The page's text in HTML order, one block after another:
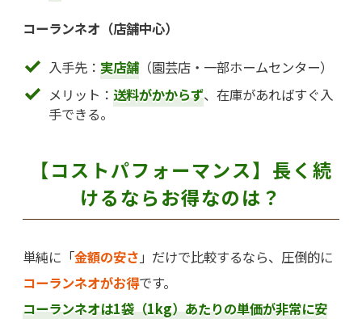
コーランネオ（店舗中心）
入手先： 実店舗（園芸店・一部ホームセンター）
メリット： 送料がかからず、在庫があればすぐ入
手できる。
【コストパフォーマンス】長く続
けるならお得なのは？
単純に「金額の安さ」だけで比較するなら、圧倒的に
コーランネオがお得です。
コーランネオは1袋（1kg）あたりの単価が非常に安